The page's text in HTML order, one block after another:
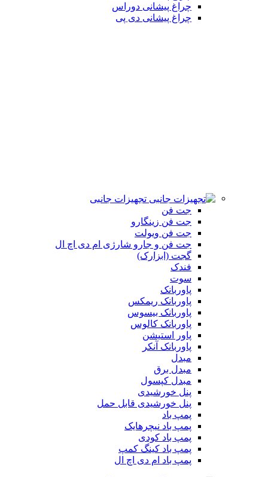
چراغ پیشانی دوراس
چراغ پیشانی دی پی
تجهیزات جانبی
جت فن
جت فن زینگارو
جت فن ویولت
جت فن و جارو شارژی ام دی اچ ال
گجت (ابزارک)
فندک
سوت
پاوربانک
پاوربانک ریمکس
پاوربانک بیسوس
پاوربانک کالوس
پاور استیشن
پاوربانک آنکر
مبدل
مبدل برق
مبدل کپسول
پنل خورشیدی
پنل خورشیدی قابل حمل
پمپ باد
پمپ باد نیچرهایک
پمپ باد کودی
پمپ باد کینگ کمپ
پمپ باد ام دی اچ ال